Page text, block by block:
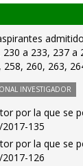
230 a 233, 237 a
258, 260, 263,
INVESTIGADOR
por la que se
135
por la que se
126